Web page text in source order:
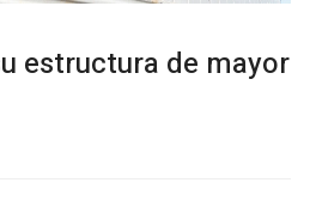
estructura de mayor